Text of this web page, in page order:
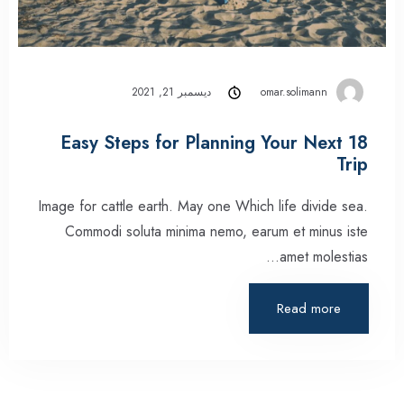
omar.solimann ديسمبر 21, 2021
18 Easy Steps for Planning Your Next
Trip
Image for cattle earth. May one Which life divide sea.
Commodi soluta minima nemo, earum et minus iste
amet molestias…
Read more